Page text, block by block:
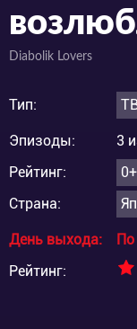
Diabolik Lovers
Тип:
Эпизоды:
3
Рейтинг:
0+
Страна:
День выхода:
Рейтинг: